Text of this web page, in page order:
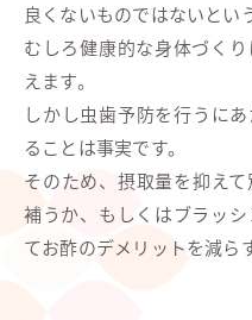
良くないものではないとい
むしろ健康的な身体づく
えます。
しかし虫歯予防を行うに
ることは事実です。
そのため、摂取量を抑え
補うか、もしくはブラッ
てお酢のデメリットを減ら